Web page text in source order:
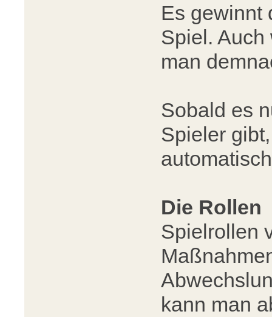
Es gewinnt
Spiel. Auch
man
Sobald es
Spieler
Die Rollen
Spielrollen
kann man